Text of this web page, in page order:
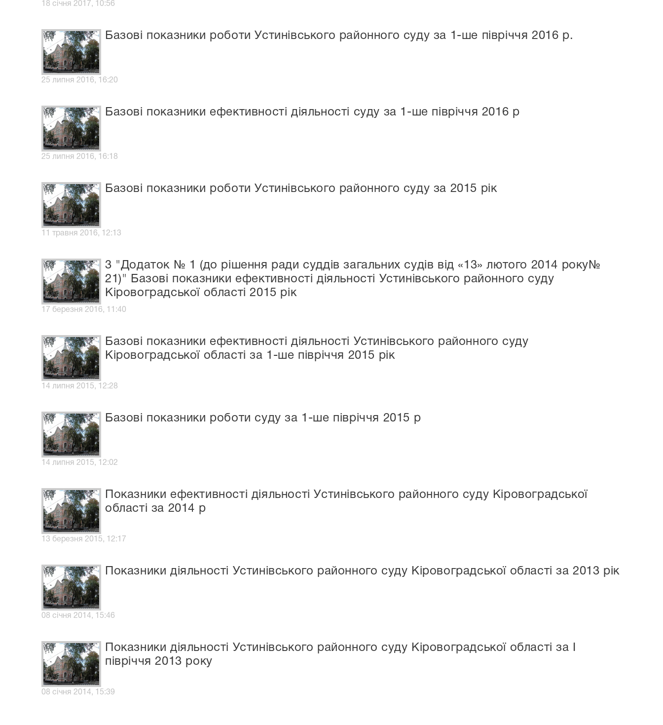
18 січня 2017, 10:56
Базові показники роботи Устинівського районного суду за 1-ше півріччя 2016 р.
25 липня 2016, 16:20
Базові показники ефективності діяльності суду за 1-ше півріччя 2016 р
25 липня 2016, 16:18
Базові показники роботи Устинівського районного суду за 2015 рік
11 травня 2016, 12:13
3 "Додаток № 1 (до рішення ради суддів загальних судів від «13» лютого 2014 року№
21)" Базові показники ефективності діяльності Устинівського районного суду
Кіровоградської області 2015 рік
17 березня 2016, 11:40
Базові показники ефективності діяльності Устинівського районного суду
Кіровоградської області за 1-ше півріччя 2015 рік
14 липня 2015, 12:28
Базові показники роботи суду за 1-ше півріччя 2015 р
14 липня 2015, 12:02
Показники ефективності діяльності Устинівського районного суду Кіровоградської
області за 2014 р
13 березня 2015, 12:17
Показники діяльності Устинівського районного суду Кіровоградської області за 2013 рік
08 січня 2014, 15:46
Показники діяльності Устинівського районного суду Кіровоградської області за I
півріччя 2013 року
08 січня 2014, 15:39